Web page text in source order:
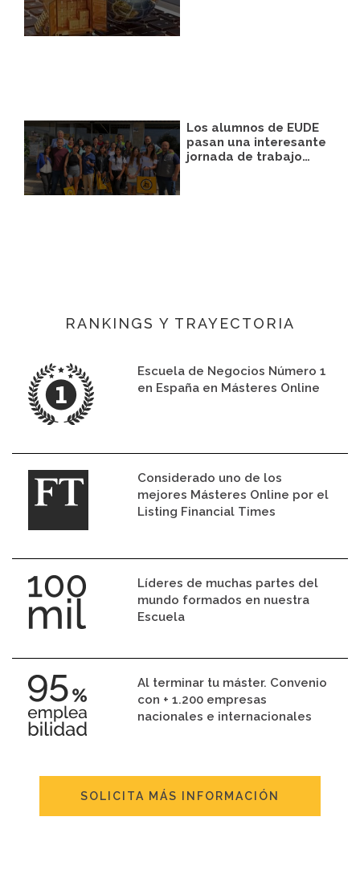
Los alumnos de EUDE
pasan una interesante
jornada de trabajo…
RANKINGS Y TRAYECTORIA
Escuela de Negocios Número 1
en España en Másteres Online
Considerado uno de los
mejores Másteres Online por el
Listing Financial Times
Líderes de muchas partes del
mundo formados en nuestra
Escuela
Al terminar tu máster. Convenio
con + 1.200 empresas
nacionales e internacionales
SOLICITA MÁS INFORMACIÓN